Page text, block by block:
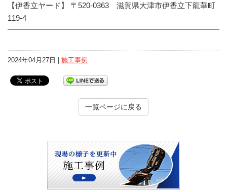
【伊香立ヤード】 〒520-0363 滋賀県大津市伊香立下龍華町
119-4
2024年04月27日 | 施工事例
一覧ページに戻る